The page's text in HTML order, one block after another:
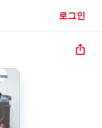
로그인